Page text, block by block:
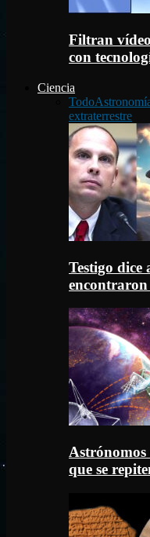
Filtran
con
Ciencia
Todo
extraterrestre
Testigo dice
Astrónomos
que se